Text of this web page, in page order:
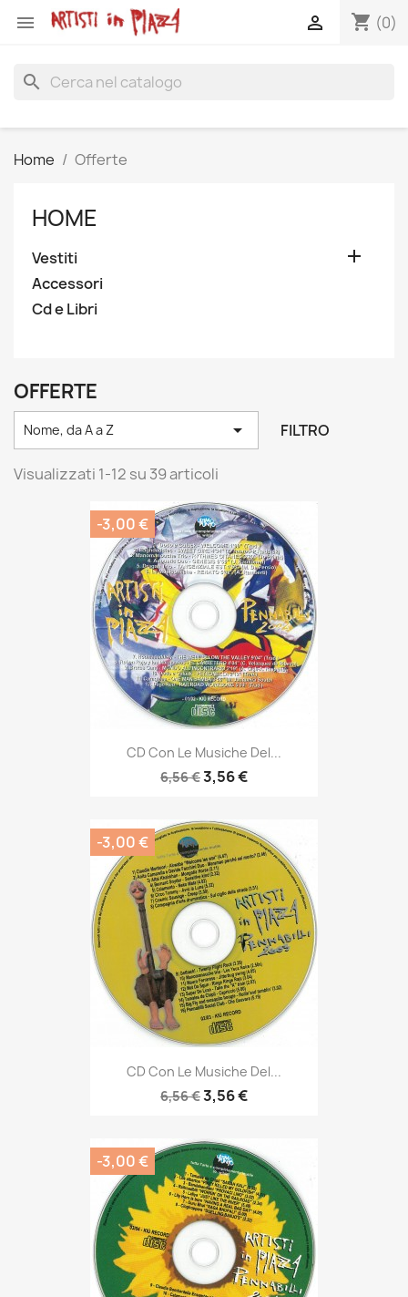
 shopping_cart (0)

search
Home Offerte
HOME
Vestiti 
Accessori
Cd e Libri
OFFERTE
Nome, da A a Z  FILTRO
Visualizzati 1-12 su 39 articoli
CD Con Le Musiche Del...
6,56 €3,56 €
-3,00 €
CD Con Le Musiche Del...
6,56 €3,56 €
-3,00 €
-3,00 €